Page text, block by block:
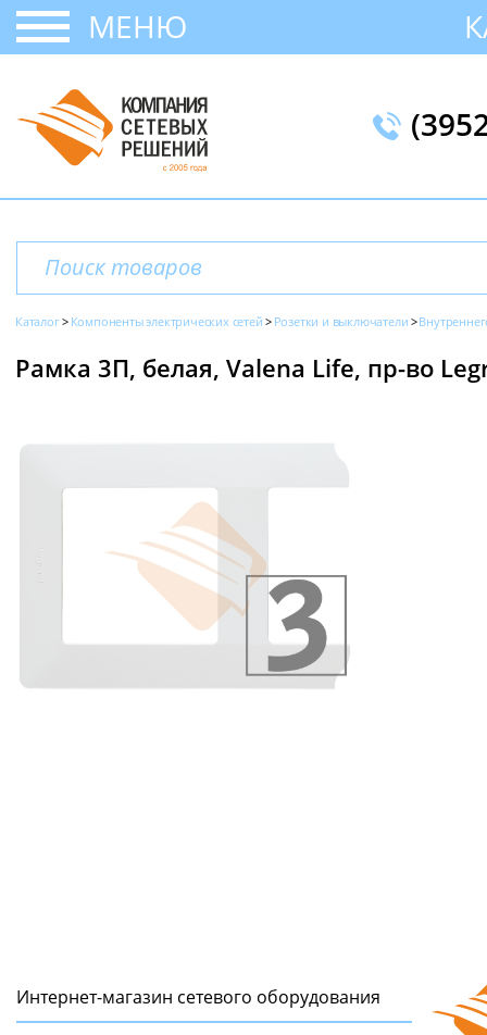
МЕНЮ
Каталог Компоненты электрических сетей Розетки и выключатели
Рамка 3П, белая, Valena Life, пр-во
Интернет-магазин сетeвого оборудования